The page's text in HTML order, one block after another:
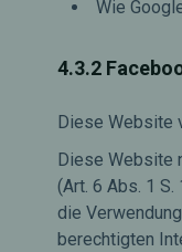
Wie
4.3.2
Diese Website
Diese Website
(Art. 6 Abs. 1
die
berechtigten